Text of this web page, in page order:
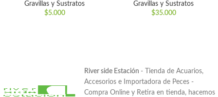
Gravillas y Sustratos
$5.000
Gravillas y Sustratos
$35.000
River side Estación - Tienda de Acuarios,
Accesorios e Importadora de Peces -
Compra Online y Retira en tienda, hacemos